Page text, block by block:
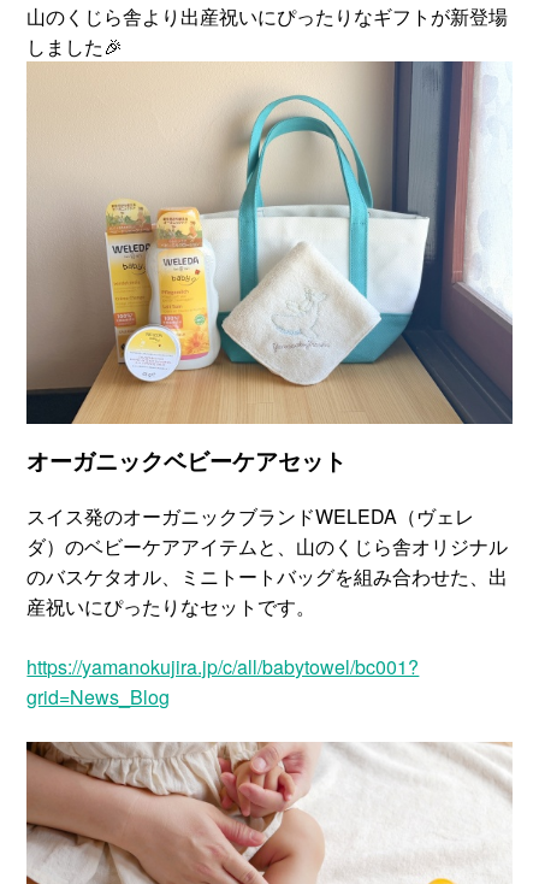
山のくじら舎より出産祝いにぴったりなギフトが新登場
しました🎉
オーガニックベビーケアセット
スイス発のオーガニックブランドWELEDA（ヴェレ
ダ）のベビーケアアイテムと、山のくじら舎オリジナル
のバスケタオル、ミニトートバッグを組み合わせた、出
産祝いにぴったりなセットです。
https://yamanokujira.jp/c/all/babytowel/bc001?
grid=News_Blog